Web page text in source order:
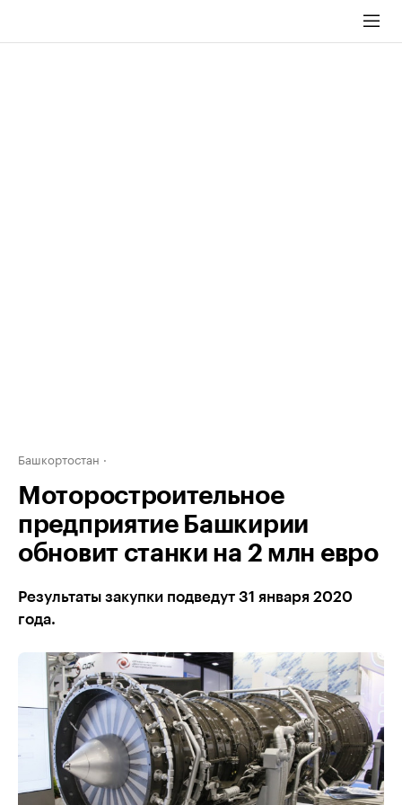
Башкортостан
Моторостроительное
предприятие Башкирии
обновит станки на 2 млн евро
Результаты закупки подведут 31 января 2020
года.